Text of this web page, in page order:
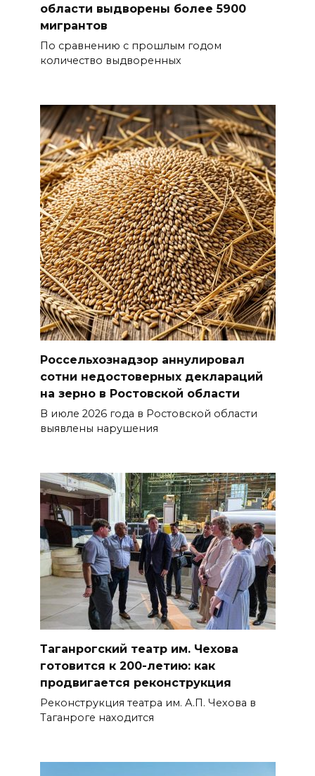
области выдворены более 5900
мигрантов
По сравнению с прошлым годом
количество выдворенных
Россельхознадзор аннулировал
сотни недостоверных деклараций
на зерно в Ростовской области
В июле 2026 года в Ростовской области
выявлены нарушения
Таганрогский театр им. Чехова
готовится к 200-летию: как
продвигается реконструкция
Реконструкция театра им. А.П. Чехова в
Таганроге находится